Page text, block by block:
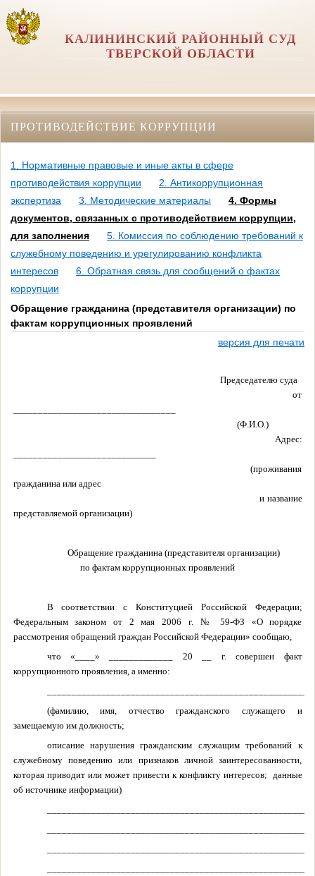
КАЛИНИНСКИЙ РАЙОННЫЙ СУД
ТВЕРСКОЙ ОБЛАСТИ
ПРОТИВОДЕЙСТВИЕ КОРРУПЦИИ
1. Нормативные правовые и иные акты в сфере
противодействия коррупции
2. Антикоррупционная
экспертиза
3. Методические материалы
4. Формы
документов, связанных с противодействием коррупции,
для заполнения
5. Комиссия по соблюдению требований к
служебному поведению и урегулированию конфликта
интересов
6. Обратная связь для сообщений о фактах
коррупции
Обращение гражданина (представителя организации) по
фактам коррупционных проявлений
версия для печати
Председателю суда
от
(Ф.И.О.)
Адрес:
(проживания
гражданина или адрес
и название
представляемой организации)
Обращение гражданина (представителя организации)
по фактам коррупционных проявлений
В соответствии с Конституцией Российской Федерации;
Федеральным законом от 2 мая 2006 г. № 59-ФЗ «О порядке
рассмотрения обращений граждан Российской Федерации» сообщаю,
что «____» _____________ 20 __ г. совершен факт
коррупционного проявления, а именно:
(фамилию, имя, отчество гражданского служащего и
замещаемую им должность;
описание нарушения гражданским служащим требований к
служебному поведению или признаков личной заинтересованности,
которая приводит или может привести к конфликту интересов; данные
об источнике информации)